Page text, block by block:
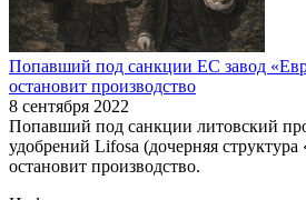
Попавший под санкции ЕС завод
остановит производство
8 сентября 2022
Попавший под санкции литовский
удобрений Lifosa (дочерняя
остановит производство.